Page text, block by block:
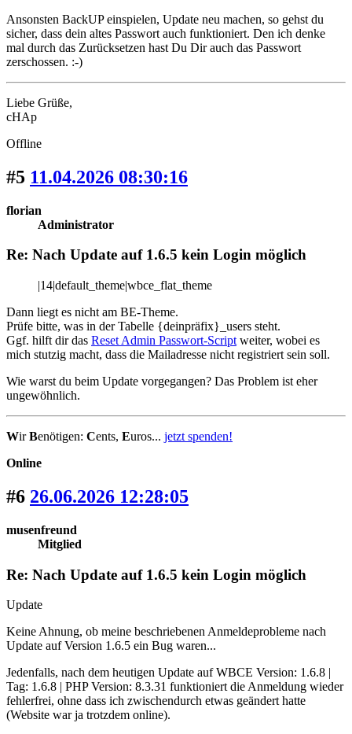
Ansonsten BackUP einspielen, Update neu machen, so gehst du
sicher, dass dein altes Passwort auch funktioniert. Den ich denke
mal durch das Zurücksetzen hast Du Dir auch das Passwort
zerschossen. :-)
Liebe Grüße,
cHAp
Offline
#5 11.04.2026 08:30:16
florian
Administrator
Re: Nach Update auf 1.6.5 kein Login möglich
|14|default_theme|wbce_flat_theme
Dann liegt es nicht am BE-Theme.
Prüfe bitte, was in der Tabelle {deinpräfix}_users steht.
Ggf. hilft dir das Reset Admin Passwort-Script weiter, wobei es
mich stutzig macht, dass die Mailadresse nicht registriert sein soll.
Wie warst du beim Update vorgegangen? Das Problem ist eher
ungewöhnlich.
WirBenötigen: Cents, Euros... jetzt spenden!
Online
#6 26.06.2026 12:28:05
musenfreund
Mitglied
Re: Nach Update auf 1.6.5 kein Login möglich
Update
Keine Ahnung, ob meine beschriebenen Anmeldeprobleme nach
Update auf Version 1.6.5 ein Bug waren...
Jedenfalls, nach dem heutigen Update auf WBCE Version: 1.6.8 |
Tag: 1.6.8 | PHP Version: 8.3.31 funktioniert die Anmeldung wieder
fehlerfrei, ohne dass ich zwischendurch etwas geändert hatte
(Website war ja trotzdem online).